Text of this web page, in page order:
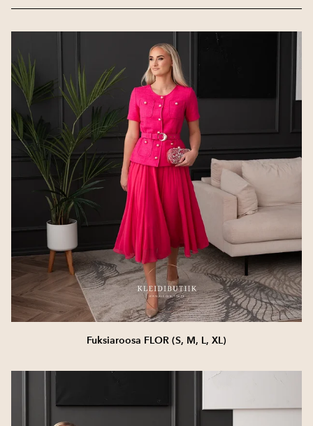
Fuksiaroosa FLOR (S, M, L, XL)